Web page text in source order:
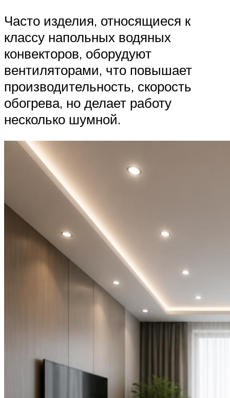
Часто изделия, относящиеся к
классу напольных водяных
конвекторов, оборудуют
вентиляторами, что повышает
производительность, скорость
обогрева, но делает работу
несколько шумной.